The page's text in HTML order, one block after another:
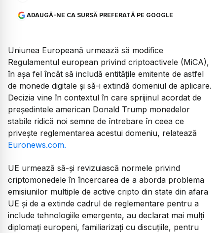
ADAUGĂ-NE CA SURSĂ PREFERATĂ PE GOOGLE
Uniunea Europeană urmează să modifice
Regulamentul european privind criptoactivele (MiCA),
în așa fel încât să includă entitățile emitente de astfel
de monede digitale și să-i extindă domeniul de aplicare.
Decizia vine în contextul în care sprijinul acordat de
președintele american Donald Trump monedelor
stabile ridică noi semne de întrebare în ceea ce
privește reglementarea acestui domeniu, relatează
Euronews.com.
UE urmează să-și revizuiască normele privind
criptomonedele în încercarea de a aborda problema
emisiunilor multiple de active cripto din state din afara
UE și de a extinde cadrul de reglementare pentru a
include tehnologiile emergente, au declarat mai mulți
diplomați europeni, familiarizați cu discuțiile, pentru